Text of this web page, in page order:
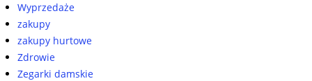
Wyprzedaże
zakupy
zakupy hurtowe
Zdrowie
Zegarki damskie